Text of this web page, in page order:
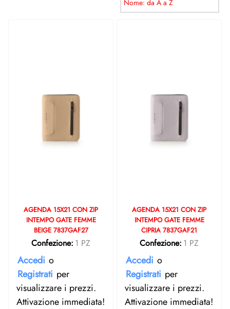
AGENDA 15X21 CON ZIP
INTEMPO GATE FEMME
BEIGE 7837GAF27
Confezione: 1 PZ
Accedi o
Registrati per
visualizzare i prezzi.
Attivazione immediata!
AGENDA 15X21 CON ZIP
INTEMPO GATE FEMME
CIPRIA 7837GAF21
Confezione: 1 PZ
Accedi o
Registrati per
visualizzare i prezzi.
Attivazione immediata!